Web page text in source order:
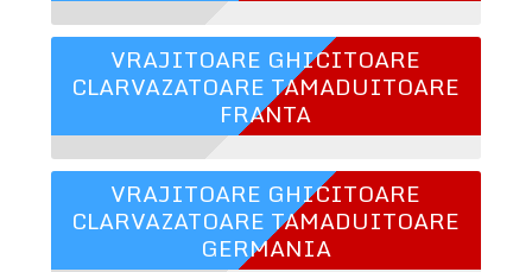
VRAJITOARE GHICITOARE
CLARVAZATOARE TAMADUITOARE
FRANTA
VRAJITOARE GHICITOARE
CLARVAZATOARE TAMADUITOARE
GERMANIA